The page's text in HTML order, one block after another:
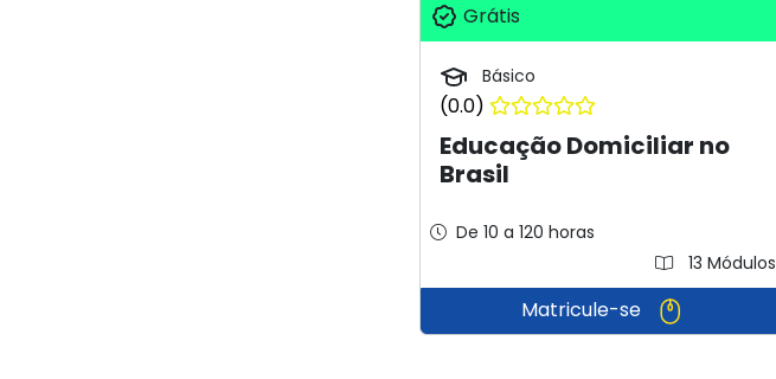
Grátis
Básico
(0.0)
Educação Domiciliar no
Brasil
De 10 a 120 horas
13 Módulos
Matricule-se